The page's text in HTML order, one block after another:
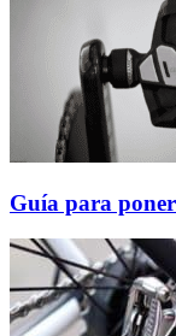
Guía para